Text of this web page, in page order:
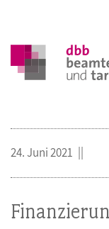
24. Juni 2021